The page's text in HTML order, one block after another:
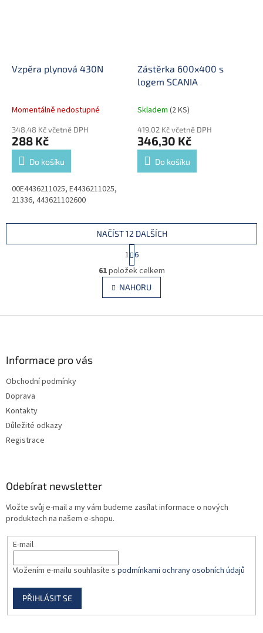
Vzpěra plynová 430N
Momentálně nedostupné
348,48 Kč včetně DPH
288 Kč
Do košíku
00E4436211025, E4436211025,
21336, 443621102600
Zástěrka 600x400 s
logem SCANIA
Skladem (2 KS)
419,02 Kč včetně DPH
346,30 Kč
Do košíku
O
v
l
á
NAČÍST 12 DALŠÍCH
S
t
r
á
n
k
v
1 6
61položek celkem
NAHORU
Informace pro vás
Obchodní podmínky
Doprava
Kontakty
Důležité odkazy
Registrace
Odebírat newsletter
Vložte svůj e-mail a my vám budeme zasílat informace o nových
produktech na našem e-shopu.
E-mail
Vložením e-mailu souhlasíte s podmínkami ochrany osobních údajů
PŘIHLÁSIT SE